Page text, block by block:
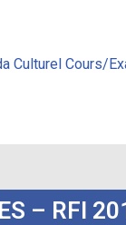
Culturel Cours/
– RFI